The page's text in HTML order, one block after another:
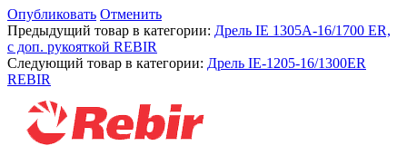
Опубликовать Отменить
Предыдущий товар в категории: Дрель IE 1305А-16/1700 ЕR,
с доп. рукояткой REBIR
Следующий товар в категории: Дрель IE-1205-16/1300ER
REBIR